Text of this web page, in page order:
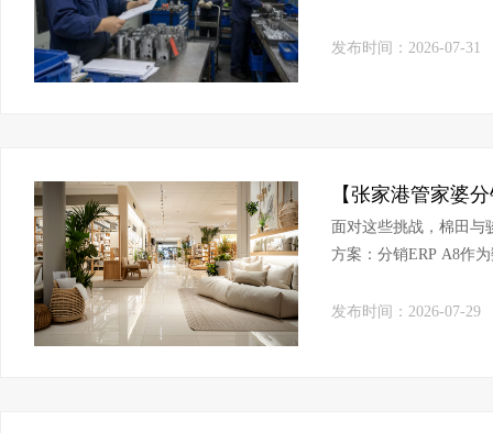
发布时间：2026-07-31
面对这些挑战，棉田与
方案：分销ERP A8作
发布时间：2026-07-29